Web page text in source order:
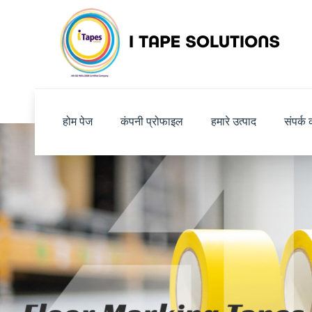
होम पेज कंपनी प्रोफाइल हमारे उत्पाद संपर्क